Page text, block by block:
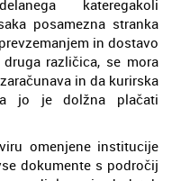
kateregakoli
posamezna stranka
in dostavo
različica, se mora
in da kurirska
jo je dolžna plačati
omenjene institucije
dokumente s področij